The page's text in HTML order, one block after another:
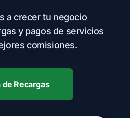
a crecer tu negocio
y pagos de servicios
comisiones.
de Recargas